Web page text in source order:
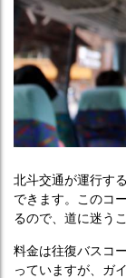
北斗交通が運行す
できます。このコ
るので、道に迷う
料金は往復バスコ
っていますが、ガ